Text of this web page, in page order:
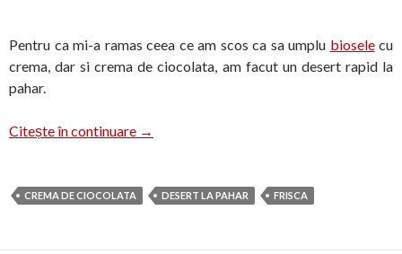
Pentru ca mi-a ramas ceea ce am scos ca sa umplu bioselecu
crema, dar si crema de ciocolata, am facut un desert rapid la
pahar.
Citește în continuare Desert la pahar
→
CREMA DE CIOCOLATA DESERT LA PAHAR FRISCA